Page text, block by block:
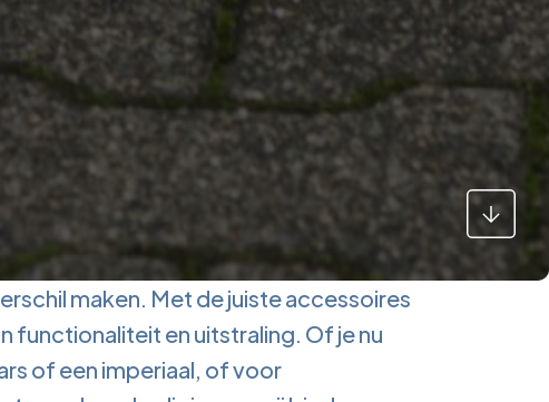
maken. Met de juiste accessoires
functionaliteit en uitstraling. Of je nu
of een imperiaal, of voor